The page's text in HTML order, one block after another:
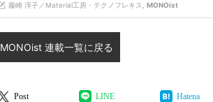
藤崎 淳子／Material工房・テクノフレキス, MONOist
MONOist 連載一覧に戻る
Post LINE Hatena